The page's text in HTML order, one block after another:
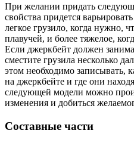
При желании придать
свойства придется
легкое грузило, когда нужно,
плавучей, и более тяжелое,
Если джеркбейт должен
сместите грузила несколько
этом необходимо записывать,
на джеркбейте и где они
следующей модели можно
изменения и добиться
Составные части